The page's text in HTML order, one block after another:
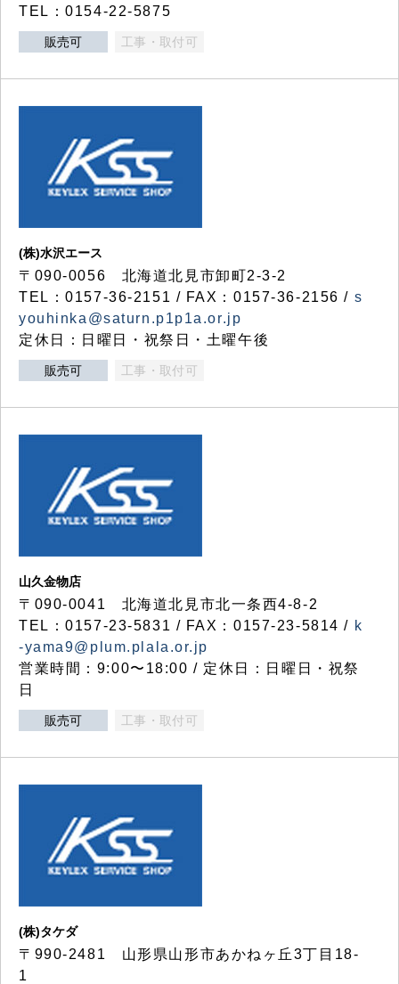
TEL：0154-22-5875
販売可 工事・取付可
(株)水沢エース
〒090-0056 北海道北見市卸町2-3-2
TEL：0157-36-2151 / FAX：0157-36-2156 / s
youhinka@saturn.p1p1a.or.jp
定休日：日曜日・祝祭日・土曜午後
販売可 工事・取付可
山久金物店
〒090-0041 北海道北見市北一条西4-8-2
TEL：0157-23-5831 / FAX：0157-23-5814 / k
-yama9@plum.plala.or.jp
営業時間：9:00〜18:00 / 定休日：日曜日・祝祭
日
販売可 工事・取付可
(株)タケダ
〒990-2481 山形県山形市あかねヶ丘3丁目18-
1